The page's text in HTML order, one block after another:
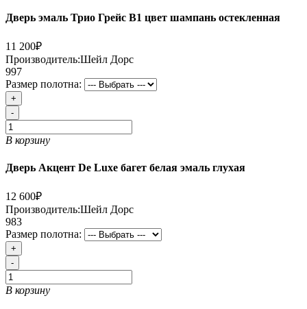
Дверь эмаль Трио Грейс В1 цвет шампань остекленная
11 200₽
Производитель:Шейл Дорс
997
Размер полотна:
+
-
В корзину
Дверь Акцент De Luxe багет белая эмаль глухая
12 600₽
Производитель:Шейл Дорс
983
Размер полотна:
+
-
В корзину